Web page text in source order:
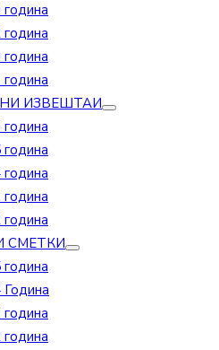
ИЗВЕШТАИ
СМЕТКИ